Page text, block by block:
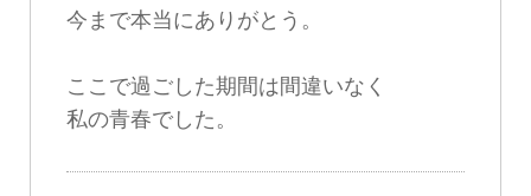
今まで本当にありがとう。
ここで過ごした期間は間違いなく
私の青春でした。